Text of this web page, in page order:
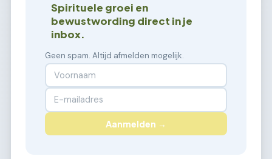
Spirituele groei en
bewustwording direct in je
inbox.
Geen spam. Altijd afmelden mogelijk.
Aanmelden →